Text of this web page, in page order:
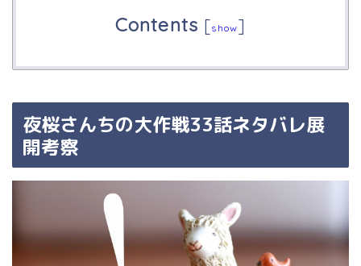
Contents [show]
夜桜さんちの大作戦33話ネタバレ展
開考察